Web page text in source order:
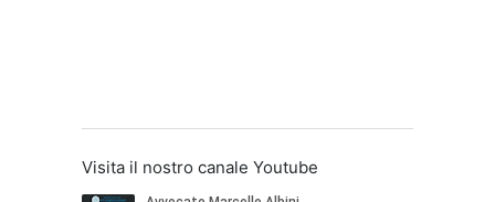
Visita il nostro canale Youtube